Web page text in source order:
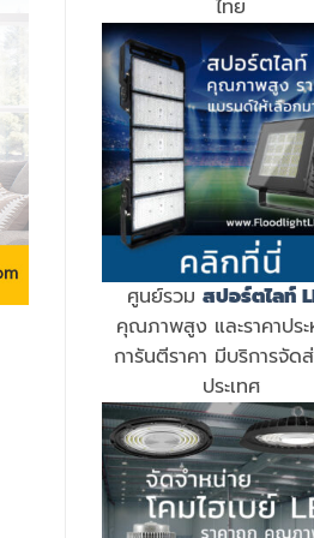
ไทย
ศูนย์รวม สปอร์ตไลท์
คุณภาพสูง และราคาปร
การันตีราคา มีบริการจัด
ประเทศ